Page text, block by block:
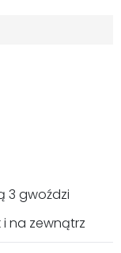
3 gwoździ
na zewnątrz